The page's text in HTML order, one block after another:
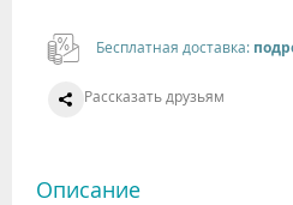
Бесплатная доставка:
Рассказать друзьям
Описание